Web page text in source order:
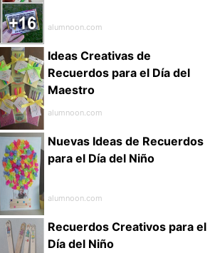
alumnoon.com
Ideas Creativas de
Recuerdos para el Día del
Maestro
alumnoon.com
Nuevas Ideas de Recuerdos
para el Día del Niño
alumnoon.com
Recuerdos Creativos para el
Día del Niño